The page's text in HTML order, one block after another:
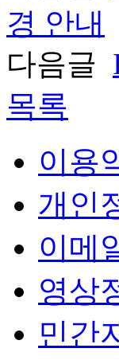
경 안내
다음글
목록
이용
개인
이메
영상
민간